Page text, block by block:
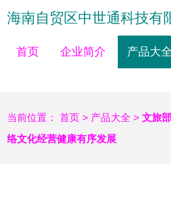
海南自贸区中世通科技有
首页 企业简介 产品大全
当前位置： 首页 > 产品大全 > 文旅
络文化经营健康有序发展